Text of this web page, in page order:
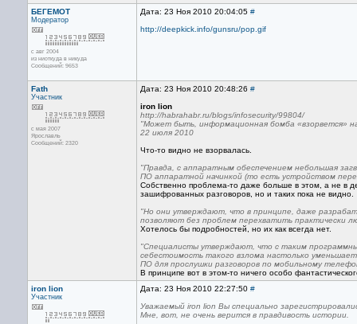
БЕГЕМОТ
Модератор
с авг 2004
из ниоткуда в никуда
Сообщений: 9653
Дата: 23 Ноя 2010 20:04:05 #
http://deepkick.info/gunsru/pop.gif
Fath
Участник
с мая 2007
Ярославль
Сообщений: 2320
Дата: 23 Ноя 2010 20:48:26 #
iron lion
http://habrahabr.ru/blogs/infosecurity/99804/
"Может быть, информационная бомба «взорвется»
22 июля 2010
Что-то видно не взорвалась.
"Правда, с аппаратным обеспечением небольшая
ПО аппаратной начинкой (то есть устройством
Собственно проблема-то даже больше в этом, а не в
зашифрованных разговоров, но и таких пока не видно.
"Но они утверждают, что в принципе, даже
позволяют без проблем перехватить практически
Хотелось бы подробностей, но их как всегда нет.
"Специалисты утверждают, что с таким
себестоимость такого взлома настолько
ПО для прослушки разговоров по мобильному
В принципе вот в этом-то ничего особо
iron lion
Участник
Дата: 23 Ноя 2010 22:27:50 #
Уважаемый iron lion Вы специально
Мне, вот, не очень верится в правдивость истории.